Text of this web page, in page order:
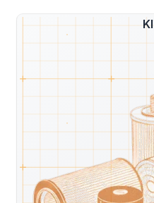
MARQUES